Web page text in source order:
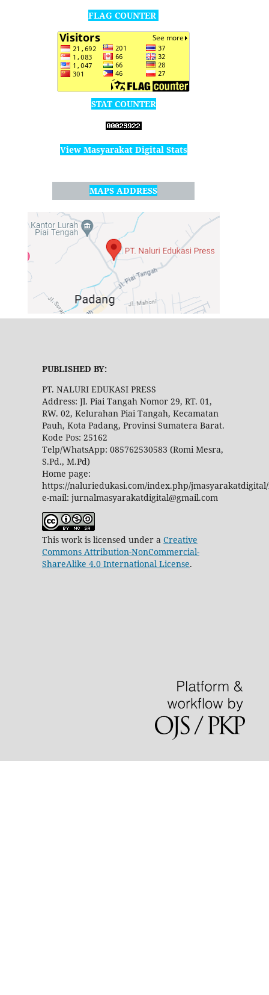
FLAG COUNTER
STAT COUNTER
View Masyarakat Digital Stats
MAPS ADDRESS
PUBLISHED BY:
PT. NALURI EDUKASI PRESS
Address: Jl. Piai Tangah Nomor 29, RT. 01,
RW. 02, Kelurahan Piai Tangah, Kecamatan
Pauh, Kota Padang, Provinsi Sumatera Barat.
Kode Pos: 25162
Telp/WhatsApp: 085762530583 (Romi Mesra,
S.Pd., M.Pd)
Home page:
https://naluriedukasi.com/index.php/
e-mail: jurnalmasyarakatdigital@gmail.com
This work is licensed under a Creative
Commons Attribution-NonCommercial-
ShareAlike 4.0 International License.